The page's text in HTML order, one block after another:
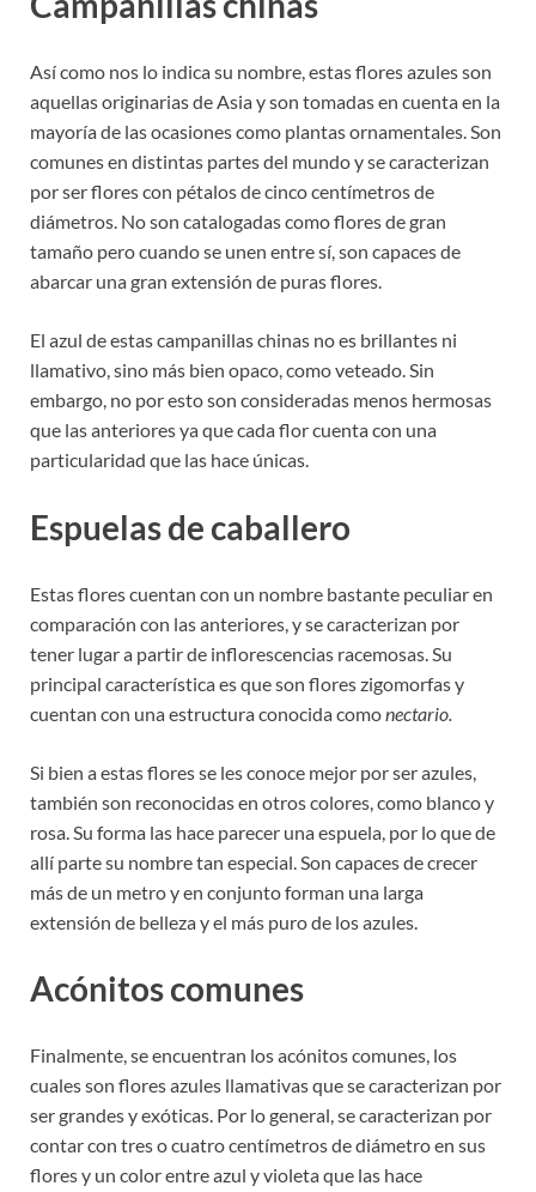
Así como nos lo indica su nombre, estas flores azules son
aquellas originarias de Asia y son tomadas en cuenta en la
mayoría de las ocasiones como plantas ornamentales. Son
comunes en distintas partes del mundo y se caracterizan
por ser flores con pétalos de cinco centímetros de
diámetros. No son catalogadas como flores de gran
tamaño pero cuando se unen entre sí, son capaces de
abarcar una gran extensión de puras flores.
El azul de estas campanillas chinas no es brillantes ni
llamativo, sino más bien opaco, como veteado. Sin
embargo, no por esto son consideradas menos hermosas
que las anteriores ya que cada flor cuenta con una
particularidad que las hace únicas.
Espuelas de caballero
Estas flores cuentan con un nombre bastante peculiar en
comparación con las anteriores, y se caracterizan por
tener lugar a partir de inflorescencias racemosas. Su
principal característica es que son flores zigomorfas y
cuentan con una estructura conocida comonectario.
Si bien a estas flores se les conoce mejor por ser azules,
también son reconocidas en otros colores, como blanco y
rosa. Su forma las hace parecer una espuela, por lo que de
allí parte su nombre tan especial. Son capaces de crecer
más de un metro y en conjunto forman una larga
extensión de belleza y el más puro de los azules.
Acónitos comunes
Finalmente, se encuentran los acónitos comunes, los
cuales son flores azules llamativas que se caracterizan por
ser grandes y exóticas. Por lo general, se caracterizan por
contar con tres o cuatro centímetros de diámetro en sus
flores y un color entre azul y violeta que las hace